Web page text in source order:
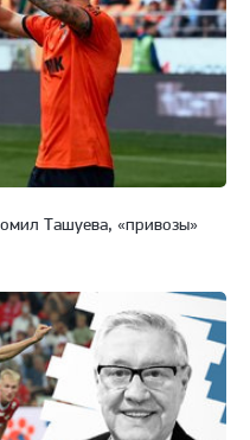
Ташуева, «привозы»